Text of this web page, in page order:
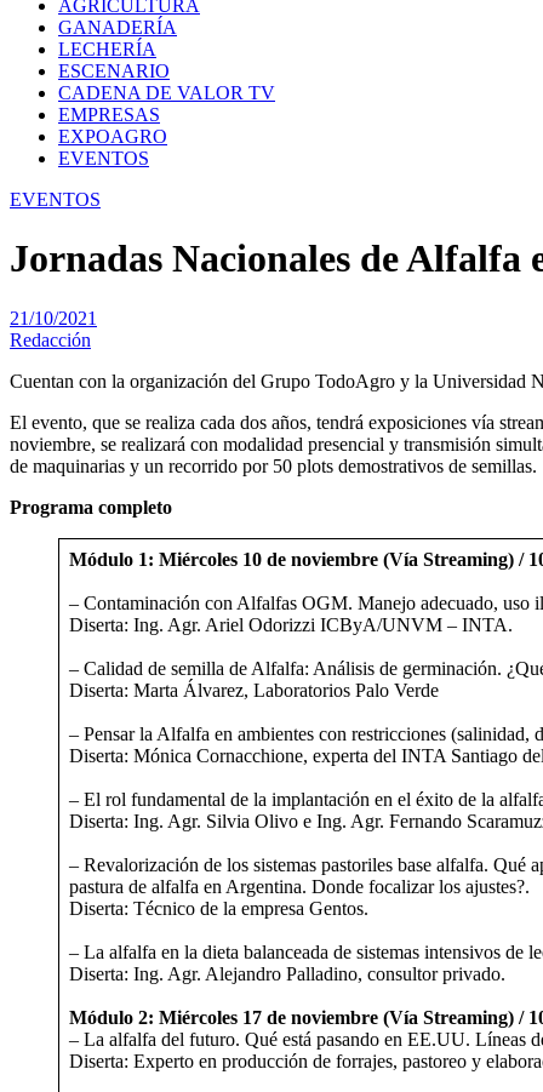
AGRICULTURA
GANADERÍA
LECHERÍA
ESCENARIO
CADENA DE VALOR TV
EMPRESAS
EXPOAGRO
EVENTOS
EVENTOS
Jornadas Nacionales de Alfalfa
21/10/2021
Redacción
Cuentan con la organización del Grupo TodoAgro y la Universidad
El evento, que se realiza cada dos años, tendrá exposiciones vía
noviembre, se realizará con modalidad presencial y transmisión
de maquinarias y un recorrido por 50 plots demostrativos de semillas.
Programa completo
Módulo 1: Miércoles 10 de noviembre (Vía Streaming) /
– Contaminación con Alfalfas OGM. Manejo adecuado, uso
Diserta: Ing. Agr. Ariel Odorizzi ICByA/UNVM – INTA.
– Calidad de semilla de Alfalfa: Análisis de germinación.
Diserta: Marta Álvarez, Laboratorios Palo Verde
– Pensar la Alfalfa en ambientes con restricciones
Diserta: Mónica Cornacchione, experta del INTA Santiago
– El rol fundamental de la implantación en el éxito de la
Diserta: Ing. Agr. Silvia Olivo e Ing. Agr. Fernando
– Revalorización de los sistemas pastoriles base alfalfa.
pastura de alfalfa en Argentina. Donde focalizar los ajustes?.
Diserta: Técnico de la empresa Gentos.
– La alfalfa en la dieta balanceada de sistemas intensivos
Diserta: Ing. Agr. Alejandro Palladino, consultor privado.
Módulo 2: Miércoles 17 de noviembre (Vía Streaming) /
– La alfalfa del futuro. Qué está pasando en EE.UU. Líneas
Diserta: Experto en producción de forrajes, pastoreo y